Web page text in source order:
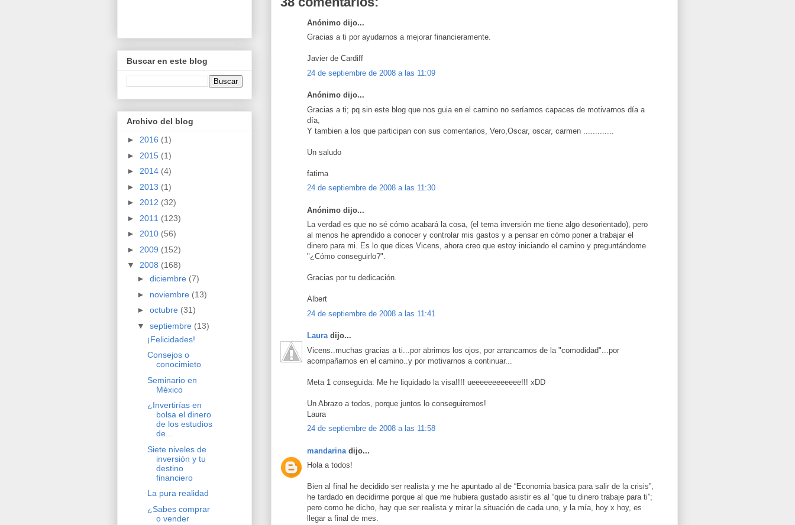
Anónimo dijo...
Gracias a ti por ayudarnos a mejorar financieramente.
Javier de Cardiff
24 de septiembre de 2008 a las 11:09
Anónimo dijo...
Gracias a ti; pq sin este blog que nos guia en el camino no seríamos capaces de motivarnos día a
día,
Y tambien a los que participan con sus comentarios, Vero,Oscar, oscar, carmen .............
Un saludo
fatima
24 de septiembre de 2008 a las 11:30
Anónimo dijo...
La verdad es que no sé cómo acabará la cosa, (el tema inversión me tiene algo desorientado), pero
al menos he aprendido a conocer y controlar mis gastos y a pensar en cómo poner a trabajar el
dinero para mi. Es lo que dices Vicens, ahora creo que estoy iniciando el camino y preguntándome
"¿Cómo conseguirlo?".
Gracias por tu dedicación.
Albert
24 de septiembre de 2008 a las 11:41
Lauradijo...
Vicens..muchas gracias a ti...por abrirnos los ojos, por arrancarnos de la "comodidad"...por
acompañarnos en el camino..y por motivarnos a continuar...
Meta 1 conseguida: Me he liquidado la visa!!!! ueeeeeeeeeeee!!! xDD
Un Abrazo a todos, porque juntos lo conseguiremos!
Laura
24 de septiembre de 2008 a las 11:58
mandarina dijo...
Hola a todos!
Bien al final he decidido ser realista y me he apuntado al de “Economia basica para salir de la crisis”,
he tardado en decidirme porque al que me hubiera gustado asistir es al “que tu dinero trabaje para ti”;
pero como he dicho, hay que ser realista y mirar la situación de cada uno, y la mía, hoy x hoy, es
llegar a final de mes.
Buscar en este blog
Archivo del blog
► 2016 (1)
► 2015 (1)
► 2014 (4)
► 2013 (1)
► 2012 (32)
► 2011 (123)
► 2010 (56)
► 2009 (152)
▼ 2008 (168)
► diciembre (7)
► noviembre (13)
► octubre (31)
▼ septiembre (13)
¡Felicidades!
Consejos o
conocimieto
Seminario en
México
¿Invertirías en
bolsa el dinero
de los estudios
de...
Siete niveles de
inversión y tu
destino
financiero
La pura realidad
¿Sabes comprar
o vender